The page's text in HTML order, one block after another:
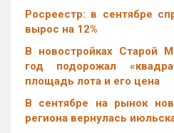
Росреестр: в сентябре
вырос на 12%
В новостройках Старой
год подорожал
площадь лота и его цена
В сентябре на рынок
региона вернулась